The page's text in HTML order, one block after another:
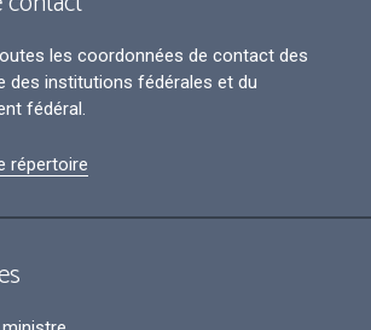
les coordonnées de contact des
des institutions fédérales et du
fédéral.
répertoire